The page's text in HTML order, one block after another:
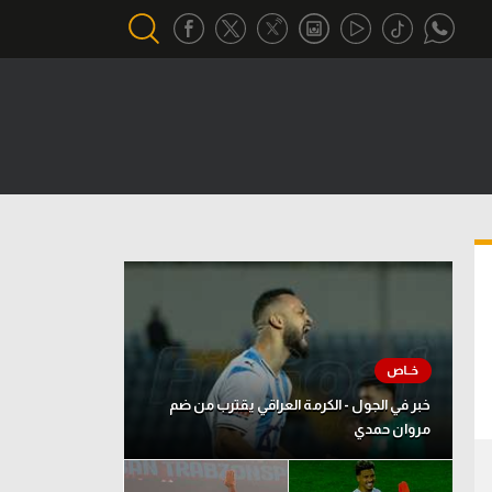
تحقيق في الجول
تقرير في الجول
تحليل في الجول
حكايات في الجول
كويز في الجول
فيديو في الجول
خبر في الجول - الكرمة العراقي يقترب من ضم
مروان حمدي